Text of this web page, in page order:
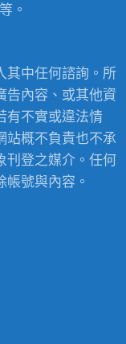
。
其中任何諮詢。所
告內容、或其他資
有不實或違法情
站概不負責也不承
刊登之媒介。任何
號與內容。